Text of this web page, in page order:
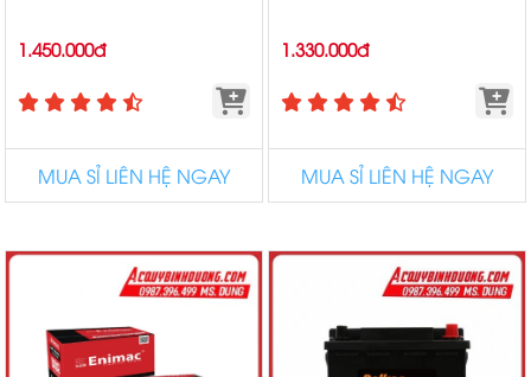
1.450.000đ
MUA SỈ LIÊN HỆ NGAY
1.330.000đ
MUA SỈ LIÊN HỆ NGAY